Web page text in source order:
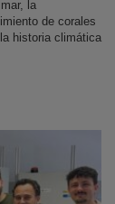
la
de corales
historia climática